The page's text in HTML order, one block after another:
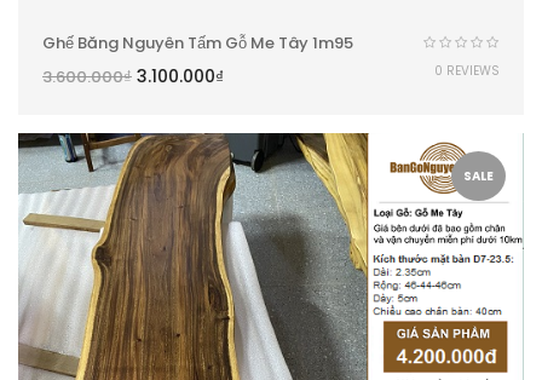
Ghế Băng Nguyên Tấm Gỗ Me Tây 1m95
3.600.000₫ 3.100.000₫ 0 REVIEWS
SALE